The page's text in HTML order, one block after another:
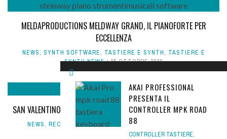
MELDAPRODUCTIONS MELDWAY GRAND, IL PIANOFORTE PER
ECCELLENZA
NEWS, SYNTH SOFTWARE, TASTIERE E SYNTH, TASTIERE E
SYNTH NEWS
25 OTTOBRE 2022
SAN VALENTINO 2020: INNAMORATI DELL'OFFERTA STUDIO ONE 4!
NEWS, RECORDING,RECORDING LIVE
14 FEBBRAIO 2020
AKAI PROFESSIONAL
PRESENTA IL
CONTROLLER MPK ROAD
88
CONTROLLER TASTIERE,